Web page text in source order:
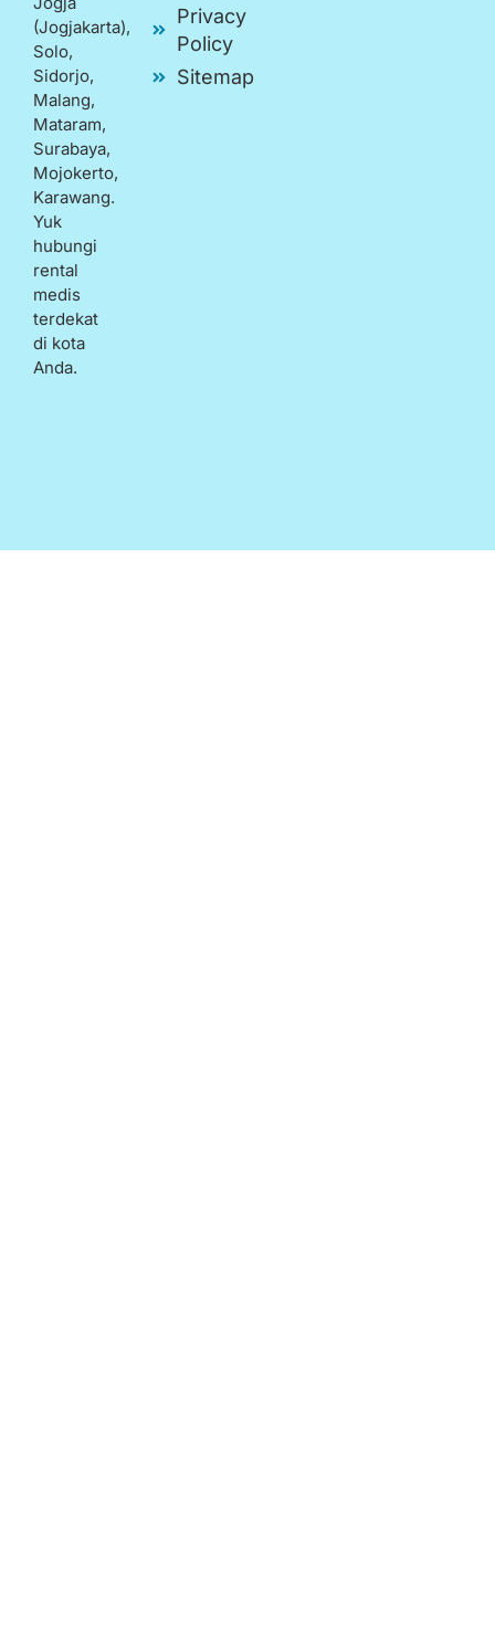
(Jogjakarta),
Solo,
Sidorjo,
Malang,
Mataram,
Surabaya,
Mojokerto,
Karawang.
Yuk
hubungi
rental
medis
terdekat
di kota
Anda.
Privacy
Policy
Sitemap